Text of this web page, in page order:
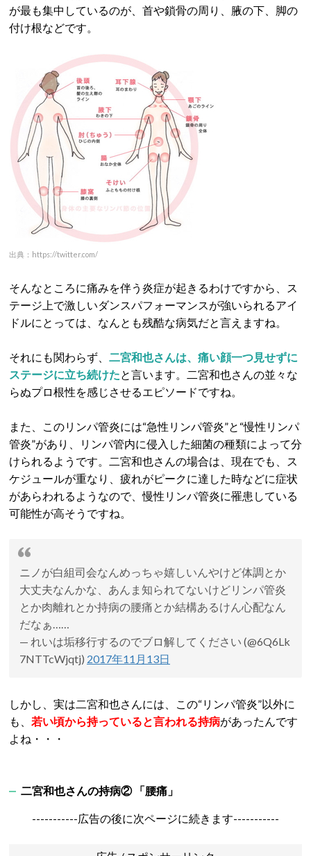
が最も集中しているのが、首や鎖骨の周り、腋の下、脚の
付け根などです。
出典：https://twitter.com/
そんなところに痛みを伴う炎症が起きるわけですから、ス
テージ上で激しいダンスパフォーマンスが強いられるアイ
ドルにとっては、なんとも残酷な病気だと言えますね。
それにも関わらず、 二宮和也さんは、痛い顔一つ見せずに
ステージに立ち続けたと言います。二宮和也さんの並々な
らぬプロ根性を感じさせるエピソードですね。
また、このリンパ管炎には“急性リンパ管炎”と“慢性リンパ
管炎”があり、リンパ管内に侵入した細菌の種類によって分
けられるようです。二宮和也さんの場合は、現在でも、ス
ケジュールが重なり、疲れがピークに達した時などに症状
があらわれるようなので、慢性リンパ管炎に罹患している
可能性が高そうですね。
ニノが白組司会なんめっちゃ嬉しいんやけど体調とか
大丈夫なんかな、あんま知られてないけどリンパ管炎
とか肉離れとか持病の腰痛とか結構あるけん心配なん
だなぁ……
— れいは垢移行するのでブロ解してください (@6Q6Lk
7NTTcWjqtj) 2017年11月13日
しかし、実は二宮和也さんには、この“リンパ管炎”以外に
も、 若い頃から持っていると言われる持病があったんです
よね・・・
二宮和也さんの持病② 「腰痛」
-----------広告の後に次ページに続きます-----------